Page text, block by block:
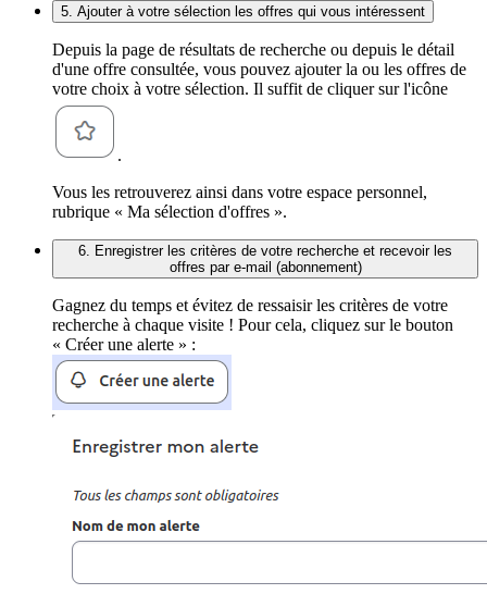
5. Ajouter à votre sélection les offres qui vous intéressent
Depuis la page de résultats de recherche ou depuis le détail
d'une offre consultée, vous pouvez ajouter la ou les offres de
votre choix à votre sélection. Il suffit de cliquer sur l'icône
.
Vous les retrouverez ainsi dans votre espace personnel,
rubrique « Ma sélection d'offres ».
6. Enregistrer les critères de votre recherche et recevoir les
offres par e-mail (abonnement)
Gagnez du temps et évitez de ressaisir les critères de votre
recherche à chaque visite ! Pour cela, cliquez sur le bouton
« Créer une alerte » :